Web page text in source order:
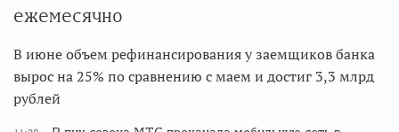
ежемесячно
В июне объем рефинансирования у заемщиков банка
вырос на 25% по сравнению с маем и достиг 3,3 млрд
рублей